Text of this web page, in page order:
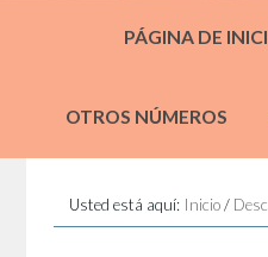
PÁGINA DE
OTROS NÚMEROS
Usted está aquí: Inicio /